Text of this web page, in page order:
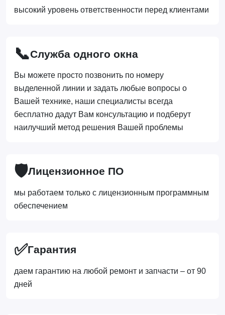
высокий уровень ответственности перед клиентами
📞Служба одного окна
Вы можете просто позвонить по номеру
выделенной линии и задать любые вопросы о
Вашей технике, наши специалисты всегда
бесплатно дадут Вам консультацию и подберут
наилучший метод решения Вашей проблемы
🛡️Лицензионное ПО
мы работаем только с лицензионным программным
обеспечением
✅Гарантия
даем гарантию на любой ремонт и запчасти – от 90
дней